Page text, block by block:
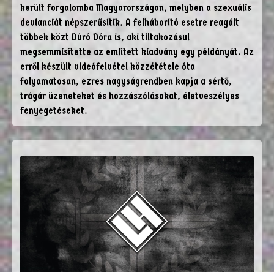
került forgalomba Magyarországon, melyben a szexuális
devianciát népszerűsítik. A felháborító esetre reagált
többek közt Dúró Dóra is, aki tiltakozásul
megsemmisítette az említett kiadvány egy példányát. Az
erről készült videófelvétel közzététele óta
folyamatosan, ezres nagyságrendben kapja a sértő,
trágár üzeneteket és hozzászólásokat, életveszélyes
fenyegetéseket.